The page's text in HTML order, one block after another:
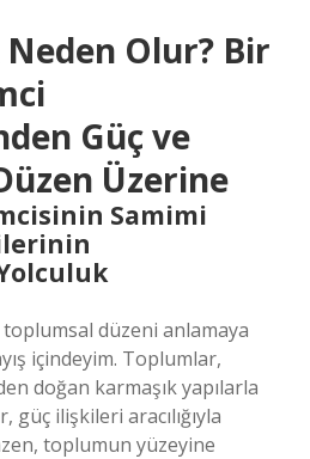
Olur? Bir
Güç ve
Üzerine
Samimi
düzeni anlamaya
içindeyim. Toplumlar,
doğan karmaşık yapılarla
güç ilişkileri aracılığıyla
toplumun yüzeyine